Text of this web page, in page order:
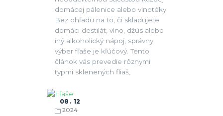
domácej pálenice alebo vinotéky.
Bez ohľadu na to, či skladujete
domáci destilát, víno, džús alebo
iný alkoholický nápoj, správny
výber fľaše je kľúčový. Tento
článok vás prevedie rôznymi
typmi sklenených fliaš,
08
12
2024
Fľaše